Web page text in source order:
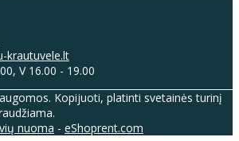
krautuvele.lt
V 16.00 - 19.00
Kopijuoti, platinti svetainės turinį
nuoma - eShoprent.com